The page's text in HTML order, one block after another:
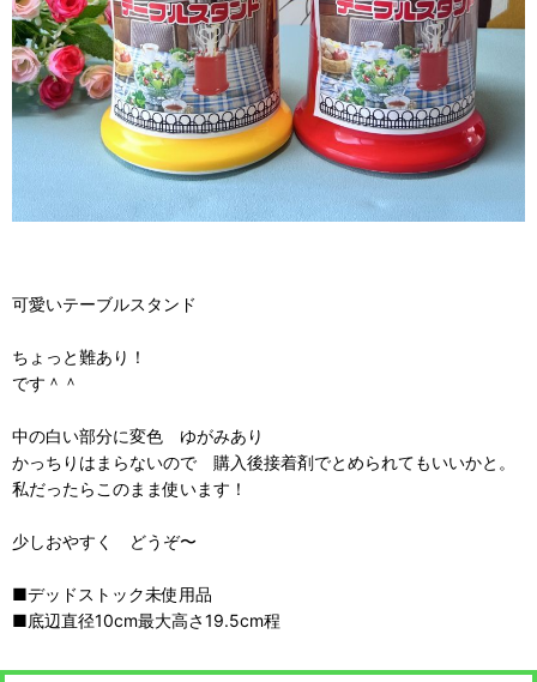
可愛いテーブルスタンド
ちょっと難あり！
です＾＾
中の白い部分に変色 ゆがみあり
かっちりはまらないので 購入後接着剤でとめられてもいいかと。
私だったらこのまま使います！
少しおやすく どうぞ〜
■デッドストック未使用品
■底辺直径10cm最大高さ19.5cm程